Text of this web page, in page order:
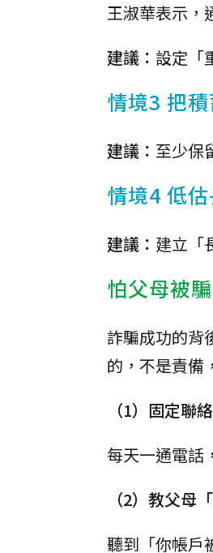
王淑華表示，
建議： 設定「
情境3 把
建議： 至少保
情境4 低
建議： 建立「
怕父母被
詐騙成功的背
的，不是責備
（1）固定聯
每天一通電話
（2）教父母
聽到「你帳戶